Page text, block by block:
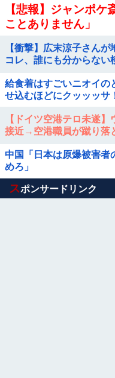
【悲報】ジャンポ
ことありません」
【衝撃】広末涼子さん
コレ、誰にも分からない
給食着はすごいニオイの
せ込むほどにクッッッサ
【ドイツ空港テロ未遂
接近→空港職員が蹴り落
中国「日本は原爆被害者
めろ」
Powered by livedoor 相互
スポンサードリンク